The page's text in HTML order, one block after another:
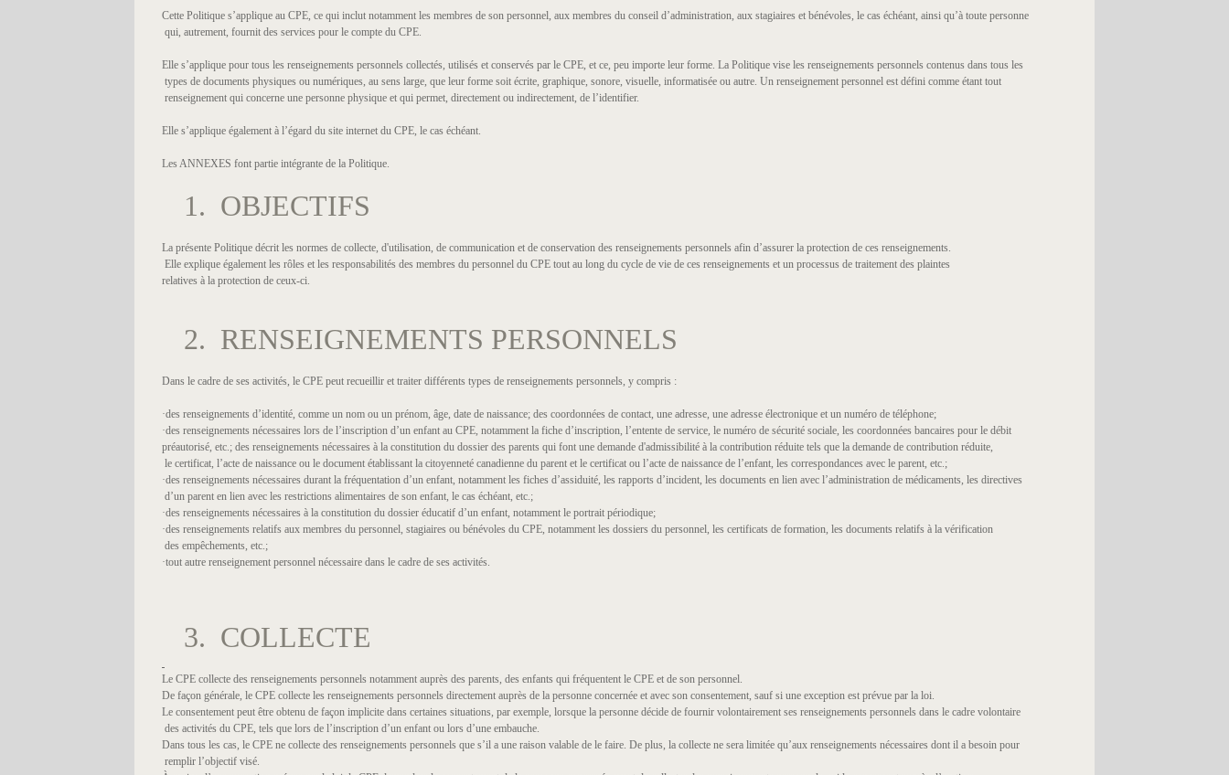
Cette Politique s’applique au CPE, ce qui inclut notamment les membres de son personnel, aux membres du conseil d’administration, aux stagiaires et bénévoles, le cas échéant, ainsi qu’à toute personne
qui, autrement, fournit des services pour le compte du CPE.
Elle s’applique pour tous les renseignements personnels collectés, utilisés et conservés par le CPE, et ce, peu importe leur forme. La Politique vise les renseignements personnels contenus dans tous les
types de documents physiques ou numériques, au sens large, que leur forme soit écrite, graphique, sonore, visuelle, informatisée ou autre. Un renseignement personnel est défini comme étant tout
renseignement qui concerne une personne physique et qui permet, directement ou indirectement, de l’identifier.
Elle s’applique également à l’égard du site internet du CPE, le cas échéant.
Les ANNEXES font partie intégrante de la Politique.
1. OBJECTIFS
La présente Politique décrit les normes de collecte, d'utilisation, de communication et de conservation des renseignements personnels afin d’assurer la protection de ces renseignements.
Elle explique également les rôles et les responsabilités des membres du personnel du CPE tout au long du cycle de vie de ces renseignements et un processus de traitement des plaintes
relatives à la protection de ceux-ci.
2. RENSEIGNEMENTS PERSONNELS
Dans le cadre de ses activités, le CPE peut recueillir et traiter différents types de renseignements personnels, y compris :
·des renseignements d’identité, comme un nom ou un prénom, âge, date de naissance; des coordonnées de contact, une adresse, une adresse électronique et un numéro de téléphone;
·des renseignements nécessaires lors de l’inscription d’un enfant au CPE, notamment la fiche d’inscription, l’entente de service, le numéro de sécurité sociale, les coordonnées bancaires pour le débit
préautorisé, etc.; des renseignements nécessaires à la constitution du dossier des parents qui font une demande d'admissibilité à la contribution réduite tels que la demande de contribution réduite,
le certificat, l’acte de naissance ou le document établissant la citoyenneté canadienne du parent et le certificat ou l’acte de naissance de l’enfant, les correspondances avec le parent, etc.;
·des renseignements nécessaires durant la fréquentation d’un enfant, notamment les fiches d’assiduité, les rapports d’incident, les documents en lien avec l’administration de médicaments, les directives
d’un parent en lien avec les restrictions alimentaires de son enfant, le cas échéant, etc.;
·des renseignements nécessaires à la constitution du dossier éducatif d’un enfant, notamment le portrait périodique;
·des renseignements relatifs aux membres du personnel, stagiaires ou bénévoles du CPE, notamment les dossiers du personnel, les certificats de formation, les documents relatifs à la vérification
des empêchements, etc.;
·tout autre renseignement personnel nécessaire dans le cadre de ses activités.
3. COLLECTE
Le CPE collecte des renseignements personnels notamment auprès des parents, des enfants qui fréquentent le CPE et de son personnel.
De façon générale, le CPE collecte les renseignements personnels directement auprès de la personne concernée et avec son consentement, sauf si une exception est prévue par la loi.
Le consentement peut être obtenu de façon implicite dans certaines situations, par exemple, lorsque la personne décide de fournir volontairement ses renseignements personnels dans le cadre volontaire
des activités du CPE, tels que lors de l’inscription d’un enfant ou lors d’une embauche.
Dans tous les cas, le CPE ne collecte des renseignements personnels que s’il a une raison valable de le faire. De plus, la collecte ne sera limitée qu’aux renseignements nécessaires dont il a besoin pour
remplir l’objectif visé.